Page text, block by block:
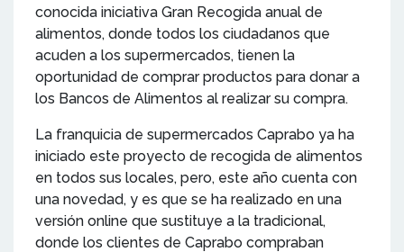
conocida iniciativa Gran Recogida anual de
alimentos, donde todos los ciudadanos que
acuden a los supermercados, tienen la
oportunidad de comprar productos para donar a
los Bancos de Alimentos al realizar su compra.
La franquicia de supermercados Caprabo ya ha
iniciado este proyecto de recogida de alimentos
en todos sus locales, pero, este año cuenta con
una novedad, y es que se ha realizado en una
versión online que sustituye a la tradicional,
donde los clientes de Caprabo compraban